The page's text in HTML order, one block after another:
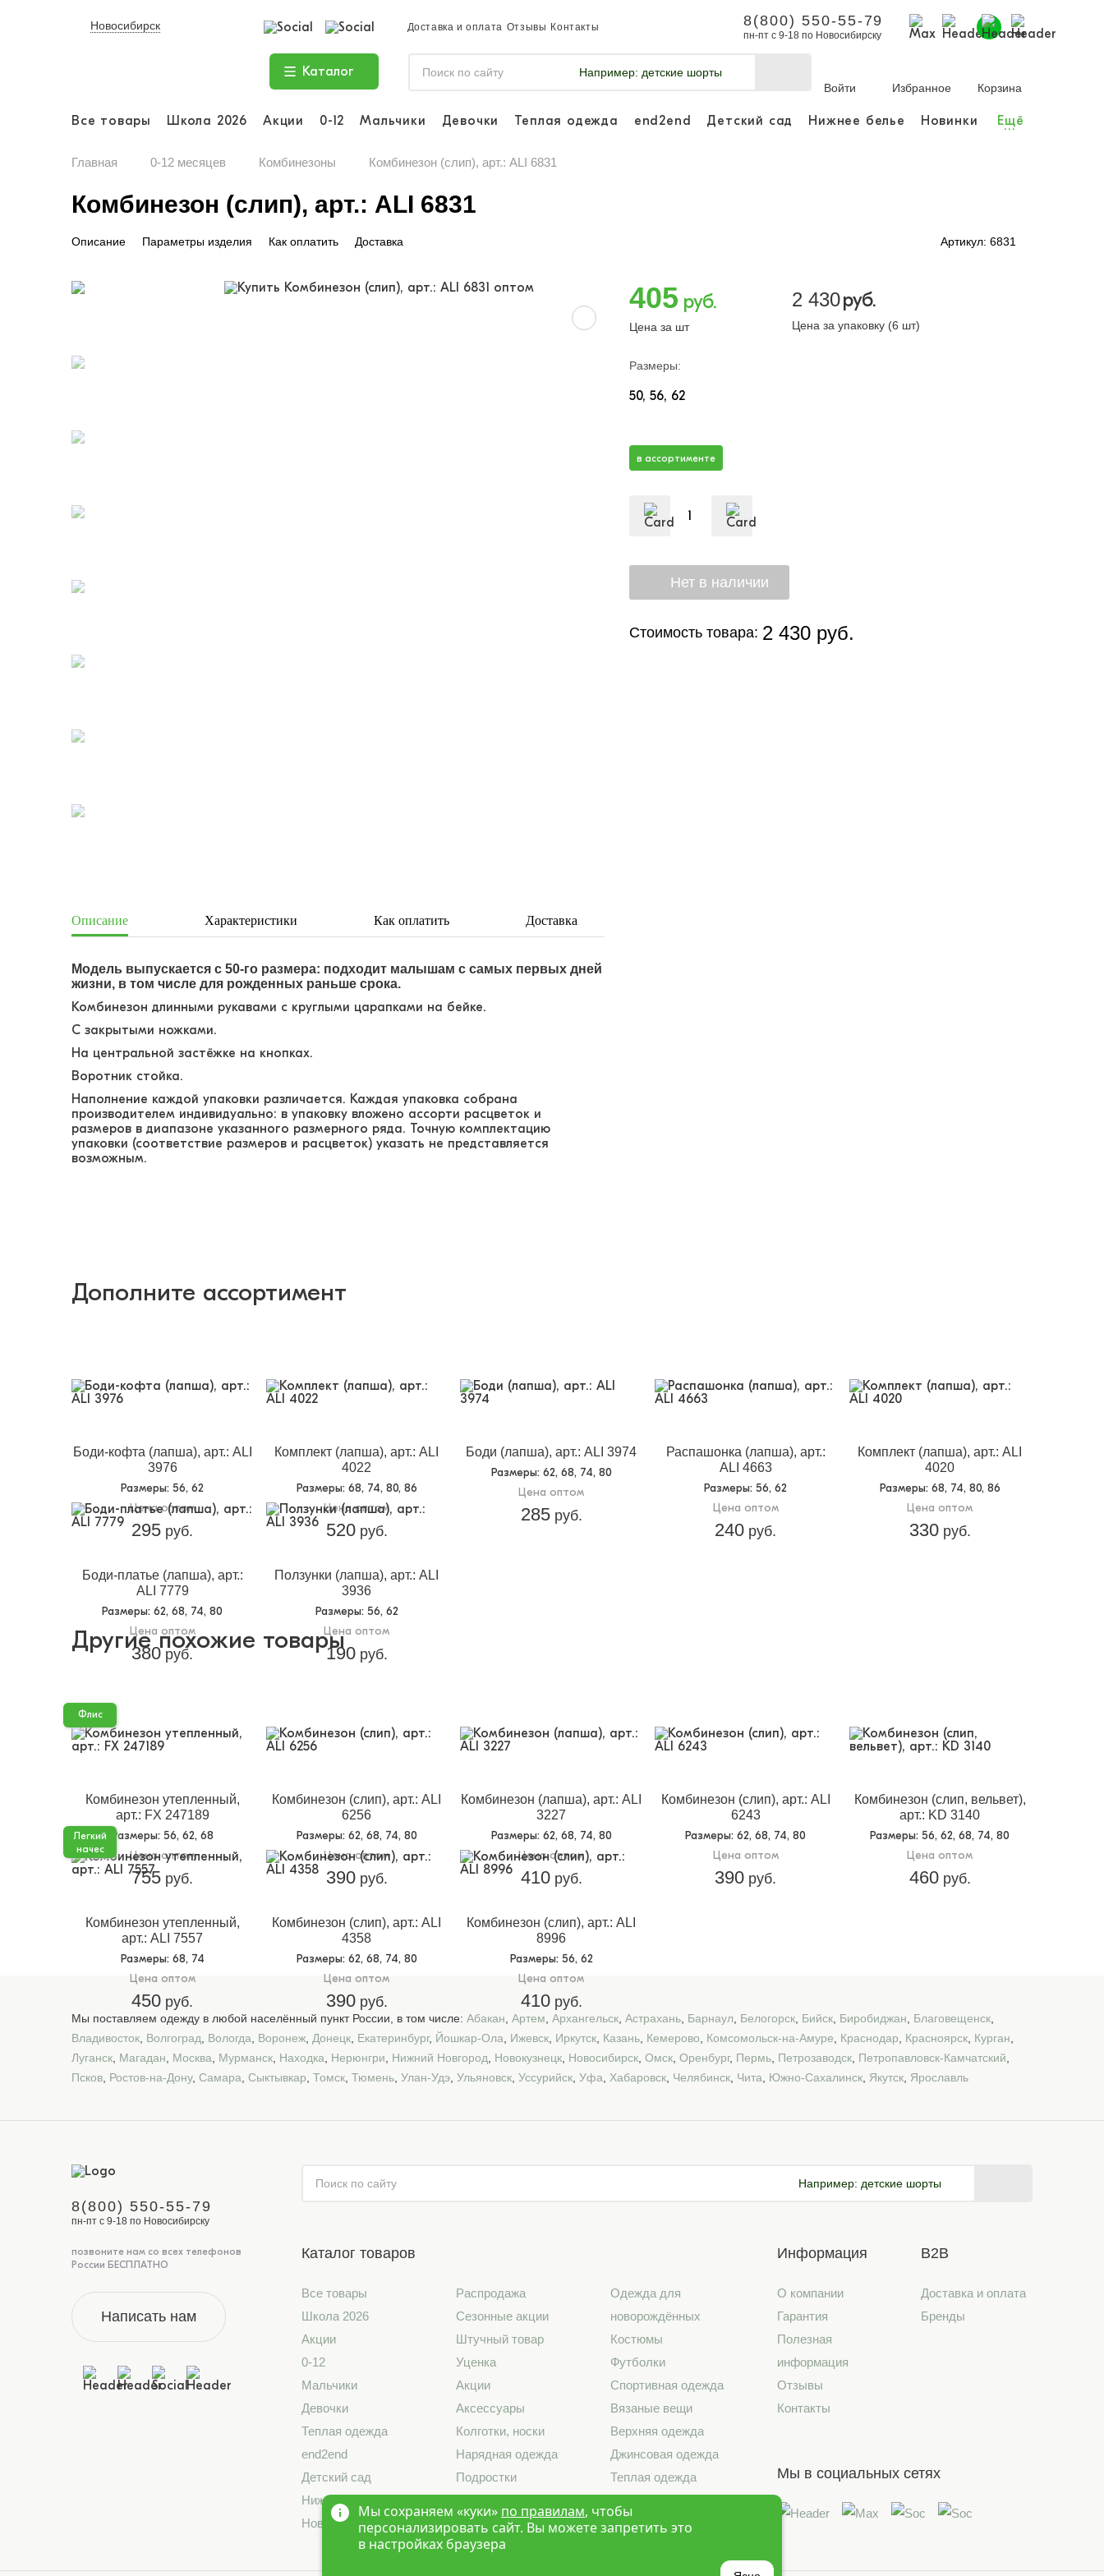
Новосибирск Доставка и оплата Отзывы Контакты 8(800) 550-55-79
пн-пт с 9-18 по Новосибирску
Каталог Например: детские шорты
Войти
Избранное Корзина
Все товары Школа 2026 Акции 0-12 Мальчики Девочки Теплая одежда end2end Детский сад Нижнее белье Новинки Ещё
...
Главная 0-12 месяцев Комбинезоны Комбинезон (слип), арт.: ALI 6831
Комбинезон (слип), арт.: ALI 6831
Описание Параметры изделия Как оплатить Доставка Артикул: 6831
405 руб.
Цена за шт
2 430руб.
Цена за упаковку (6 шт)
Размеры:
50 56 62
в ассортименте
Стоимость товара: 2 430 руб.
Описание Характеристики Как оплатить Доставка
Модель выпускается с 50-го размера: подходит малышам с самых первых дней
жизни, в том числе для рожденных раньше срока.
Комбинезон длинными рукавами с круглыми царапками на бейке.
С закрытыми ножками.
На центральной застёжке на кнопках.
Воротник стойка.
Наполнение каждой упаковки различается. Каждая упаковка собрана
производителем индивидуально: в упаковку вложено ассорти расцветок и
размеров в диапазоне указанного размерного ряда. Точную комплектацию
упаковки (соответствие размеров и расцветок) указать не представляется
возможным.
Дополните ассортимент
Боди-кофта (лапша), арт.: ALI
3976
Размеры: 56, 62
Цена оптом
295 руб.
Комплект (лапша), арт.: ALI
4022
Размеры: 68, 74, 80, 86
Цена оптом
520руб.
Боди (лапша), арт.: ALI 3974
Размеры: 62, 68, 74, 80
Цена оптом
285руб.
Распашонка (лапша), арт.:
ALI 4663
Размеры: 56, 62
Цена оптом
240 руб.
Комплект (лапша), арт.: ALI
4020
Размеры: 68, 74, 80, 86
Цена оптом
330руб.
Боди-платье (лапша), арт.:
ALI 7779
Размеры: 62, 68, 74, 80
Цена оптом
380 руб.
Ползунки (лапша), арт.: ALI
3936
Размеры: 56, 62
Цена оптом
190руб.
Другие похожие товары
Флис
Комбинезон утепленный,
арт.: FX 247189
Размеры: 56, 62, 68
Цена оптом
755 руб.
Комбинезон (слип), арт.: ALI
6256
Размеры: 62, 68, 74, 80
Цена оптом
390руб.
Комбинезон (лапша), арт.: ALI
3227
Размеры: 62, 68, 74, 80
Цена оптом
410руб.
Комбинезон (слип), арт.: ALI
6243
Размеры: 62, 68, 74, 80
Цена оптом
390 руб.
Комбинезон (слип, вельвет),
арт.: KD 3140
Размеры: 56, 62, 68, 74, 80
Цена оптом
460руб.
Легкий
начес
Комбинезон утепленный,
арт.: ALI 7557
Размеры: 68, 74
Цена оптом
450 руб.
Комбинезон (слип), арт.: ALI
4358
Размеры: 62, 68, 74, 80
Цена оптом
390руб.
Комбинезон (слип), арт.: ALI
8996
Размеры: 56, 62
Цена оптом
410руб.
Мы поставляем одежду в любой населённый пункт России, в том числе: Абакан Артем Архангельск Астрахань Барнаул Белогорск Бийск Биробиджан Благовещенск
Владивосток Волгоград Вологда Воронеж Донецк Екатеринбург, Йошкар-Ола Ижевск Иркутск Казань Кемерово Комсомольск-на-Амуре Краснодар Красноярск Курган
Луганск Магадан Москва Мурманск Находка Нерюнгри Нижний Новгород Новокузнецк Новосибирск Омск Оренбург, Пермь Петрозаводск Петропавловск-Камчатский
Псков Ростов-на-Дону, Самара Сыктывкар Томск Тюмень Улан-Удэ Ульяновск Уссурийск Уфа Хабаровск Челябинск Чита Южно-Сахалинск Якутск Ярославль
8(800) 550-55-79
пн-пт с 9-18 по Новосибирску
позвоните нам со всех телефонов
России БЕСПЛАТНО
Написать нам
Например: детские шорты
Каталог товаров
Все товары
Школа 2026
Акции
0-12
Мальчики
Девочки
Теплая одежда
end2end
Детский сад
Нижнее белье
Новинки
Распродажа
Сезонные акции
Штучный товар
Уценка
Акции
Аксессуары
Колготки, носки
Нарядная одежда
Подростки
Одежда для
новорождённых
Костюмы
Футболки
Спортивная одежда
Вязаные вещи
Верхняя одежда
Джинсовая одежда
Теплая одежда
Информация
О компании
Гарантия
Полезная
информация
Отзывы
Контакты
B2B
Доставка и оплата
Бренды
Мы в социальных сетях
Мы сохраняем «куки» по правилам, чтобы
персонализировать сайт. Вы можете запретить это
в настройках браузера